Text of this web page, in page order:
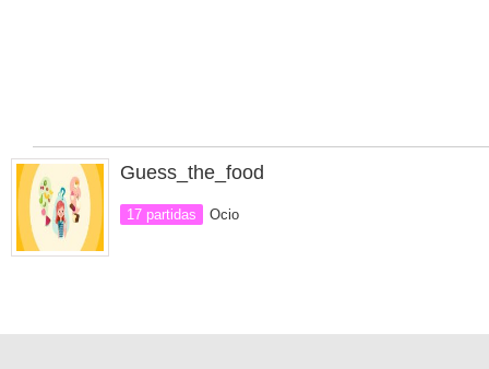
Guess_the_food
17 partidas Ocio